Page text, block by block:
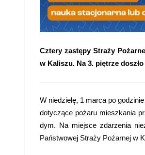
Cztery zastępy Straży
w Kaliszu. Na 3. piętrze
W niedzielę, 1 marca po
dotyczące pożaru mieszkania
dym. Na miejsce zdarzenia
Państwowej Straży Pożarnej w